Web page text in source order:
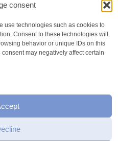
consent
use technologies such as cookies to
Consent to these technologies will
behavior or unique IDs on this
may negatively affect certain
NPO